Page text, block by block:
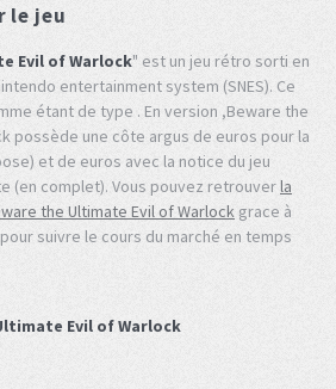
le jeu
Evil of Warlock" est un jeu rétro sorti en
entertainment system (SNES). Ce
étant de type . En version ,Beware the
possède une côte argus de euros pour la
et de euros avec la notice du jeu
(en complet). Vous pouvez retrouverla
the Ultimate Evil of Warlock grace à
suivre le cours du marché en temps
Evil of Warlock